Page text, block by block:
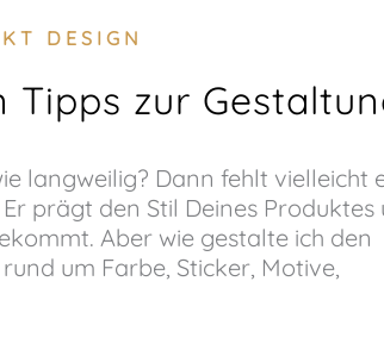
DESIGN
Tipps zur
Er prägt den Stil Deines Produktes
Aber wie gestalte ich den
um Farbe, Sticker, Motive,